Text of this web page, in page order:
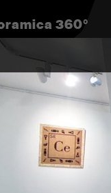
360°